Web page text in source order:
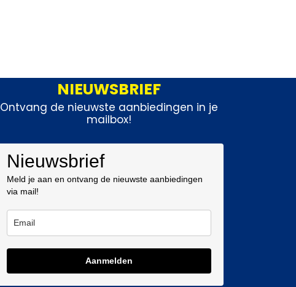
NIEUWSBRIEF
Ontvang de nieuwste aanbiedingen in je
mailbox!
Nieuwsbrief
Meld je aan en ontvang de nieuwste aanbiedingen
via mail!
Aanmelden